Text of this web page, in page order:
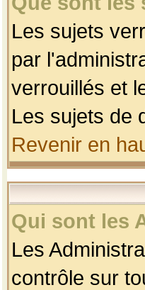
Les sujets
par
verrouillés et
Les sujets de
Revenir en
Qui sont les
Les
contrôle sur